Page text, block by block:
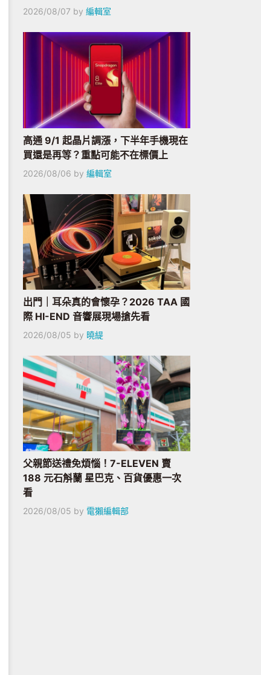
2026/08/07 by 編輯室
高通 9/1 起晶片調漲，下半年手機現在
買還是再等？重點可能不在標價上
2026/08/06 by 編輯室
出門｜耳朵真的會懷孕？2026 TAA 國
際 HI-END 音響展現場搶先看
2026/08/05 by 曉緹
父親節送禮免煩惱！7-ELEVEN 賣
188 元石斛蘭 星巴克、百貨優惠一次
看
2026/08/05 by 電獺編輯部